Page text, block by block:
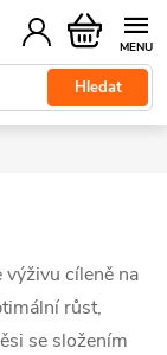
Hledat
Nákupní
košík
cíleně na
růst,
se složením